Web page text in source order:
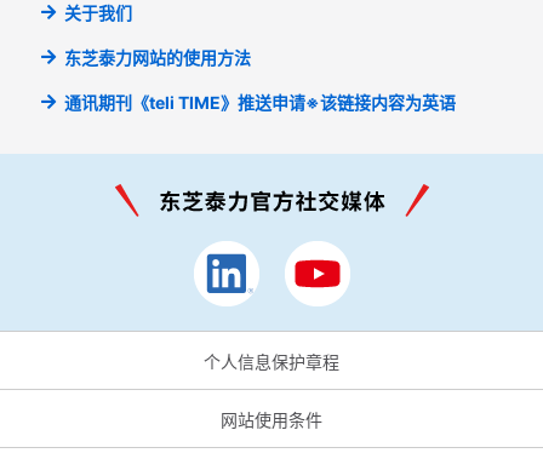
关于我们
东芝泰力网站的使用方法
通讯期刊《teli TIME》推送申请※该链接内容为英语
个人信息保护章程
网站使用条件